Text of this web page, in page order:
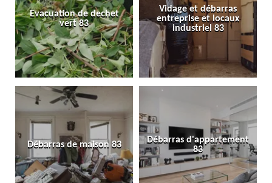
Evacuation de dechet
vert 83
Vidage et débarras
entreprise et locaux
industriel 83
Débarras de maison 83
Débarras d'appartement
83